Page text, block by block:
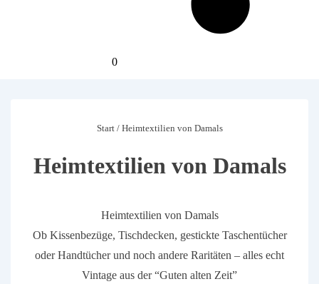
0
Start/ Heimtextilien von Damals
Heimtextilien von Damals
Heimtextilien von Damals
Ob Kissenbezüge, Tischdecken, gestickte Taschentücher
oder Handtücher und noch andere Raritäten – alles echt
Vintage aus der “Guten alten Zeit”